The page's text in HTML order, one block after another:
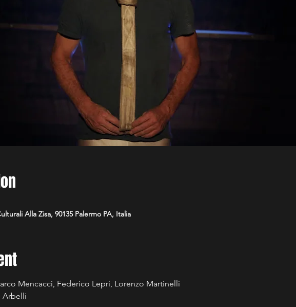
Alla Zisa, 90135 Palermo PA, Italia
Mencacci, Federico Lepri, Lorenzo Martinelli
Arbelli